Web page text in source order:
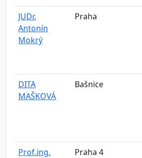
JUDr.
Antonín
Mokrý
Praha
DITA
MAŠKOVÁ
Bašnice
Prof.ing.
Praha 4